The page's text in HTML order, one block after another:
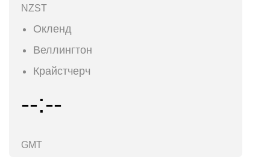
NZST
Окленд
Веллингтон
Крайстчерч
--:--
GMT